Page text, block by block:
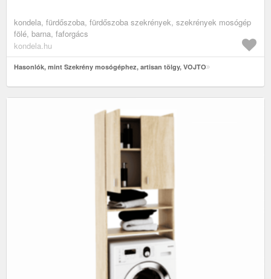
kondela, fürdőszoba, fürdőszoba szekrények, szekrények mosógép
fölé, barna, faforgács
kondela.hu
Hasonlók, mint Szekrény mosógéphez, artisan tölgy, VOJTO